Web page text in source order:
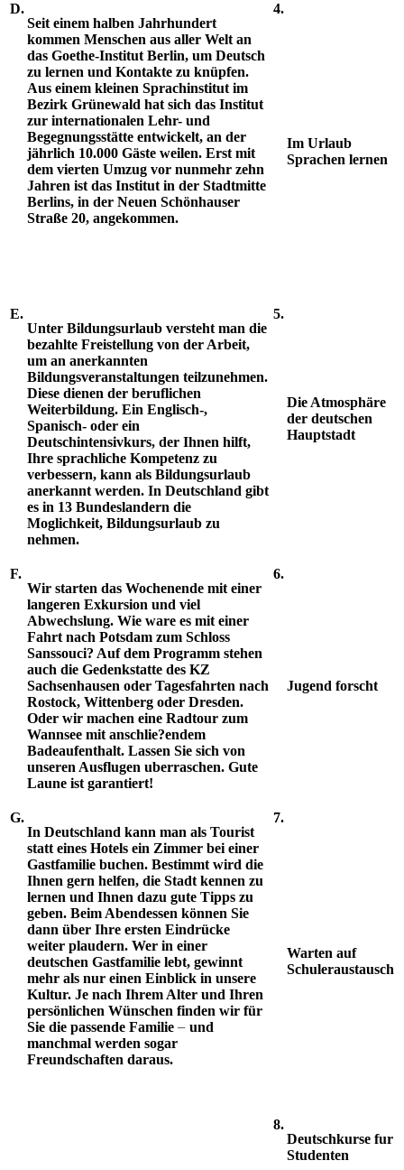
D.
Seit einem halben Jahrhundert
kommen Menschen aus aller Welt an
das Goethe-Institut Berlin, um Deutsch
zu lernen und Kontakte zu knüpfen.
Aus einem kleinen Sprachinstitut im
Bezirk Grünewald hat sich das Institut
zur internationalen Lehr- und
Begegnungsstätte entwickelt, an der
jährlich 10.000 Gäste weilen. Erst mit
dem vierten Umzug vor nunmehr zehn
Jahren ist das Institut in der Stadtmitte
Berlins, in der Neuen Schönhauser
Straße 20, angekommen.
4.
Im Urlaub
Sprachen lernen
E.
Unter Bildungsurlaub versteht man die
bezahlte Freistellung von der Arbeit,
um an anerkannten
Bildungsveranstaltungen teilzunehmen.
Diese dienen der beruflichen
Weiterbildung. Ein Englisch-,
Spanisch- oder ein
Deutschintensivkurs, der Ihnen hilft,
Ihre sprachliche Kompetenz zu
verbessern, kann als Bildungsurlaub
anerkannt werden. In Deutschland gibt
es in 13 Bundeslandern die
Moglichkeit, Bildungsurlaub zu
nehmen.
5.
Die Atmosphäre
der deutschen
Hauptstadt
F.
Wir starten das Wochenende mit einer
langeren Exkursion und viel
Abwechslung. Wie ware es mit einer
Fahrt nach Potsdam zum Schloss
Sanssouci? Auf dem Programm stehen
auch die Gedenkstatte des KZ
Sachsenhausen oder Tagesfahrten nach
Rostock, Wittenberg oder Dresden.
Oder wir machen eine Radtour zum
Wannsee mit anschlie?endem
Badeaufenthalt. Lassen Sie sich von
unseren Ausflugen uberraschen. Gute
Laune ist garantiert!
6.
Jugend forscht
G.
In Deutschland kann man als Tourist
statt eines Hotels ein Zimmer bei einer
Gastfamilie buchen. Bestimmt wird die
Ihnen gern helfen, die Stadt kennen zu
lernen und Ihnen dazu gute Tipps zu
geben. Beim Abendessen können Sie
dann über Ihre ersten Eindrücke
weiter plaudern. Wer in einer
deutschen Gastfamilie lebt, gewinnt
mehr als nur einen Einblick in unsere
Kultur. Je nach Ihrem Alter und Ihren
persönlichen Wünschen finden wir für
Sie die passende Familie –und
manchmal werden sogar
Freundschaften daraus.
7.
Warten auf
Schuleraustausch
8.
Deutschkurse fur
Studenten